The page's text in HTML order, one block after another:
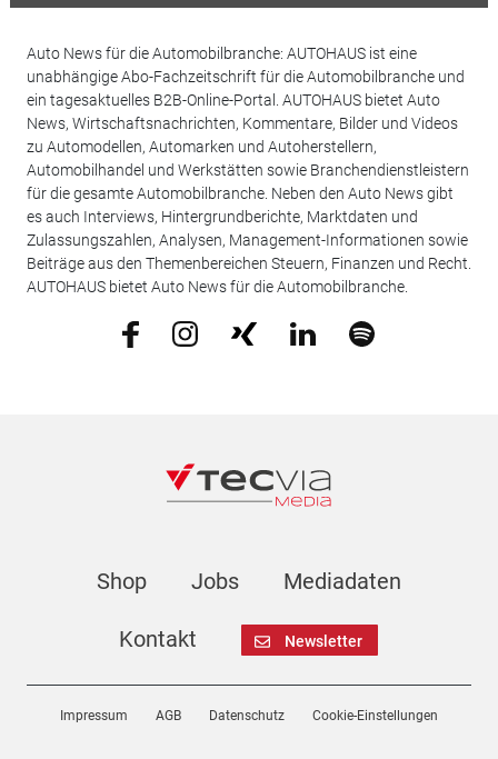
Auto News für die Automobilbranche: AUTOHAUS ist eine
unabhängige Abo-Fachzeitschrift für die Automobilbranche und
ein tagesaktuelles B2B-Online-Portal. AUTOHAUS bietet Auto
News, Wirtschaftsnachrichten, Kommentare, Bilder und Videos
zu Automodellen, Automarken und Autoherstellern,
Automobilhandel und Werkstätten sowie Branchendienstleistern
für die gesamte Automobilbranche. Neben den Auto News gibt
es auch Interviews, Hintergrundberichte, Marktdaten und
Zulassungszahlen, Analysen, Management-Informationen sowie
Beiträge aus den Themenbereichen Steuern, Finanzen und Recht.
AUTOHAUS bietet Auto News für die Automobilbranche.
Shop Jobs Mediadaten
Kontakt Newsletter
Impressum AGB Datenschutz Cookie-Einstellungen